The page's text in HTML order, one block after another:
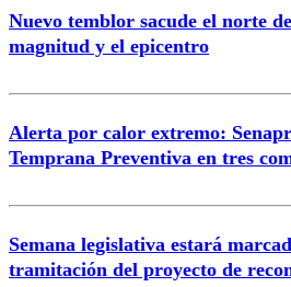
Nuevo temblor sacude el norte
magnitud y el epicentro
Alerta por calor extremo:
Temprana Preventiva en tres
Semana legislativa estará
tramitación del proyecto de